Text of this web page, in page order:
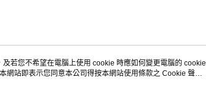
客服資訊
若您不希望在電腦上使用 cookie 時應如何變更電腦的 cookie
網站即表示您同意本公司得按本網站使用條款之 Cookie 聲明